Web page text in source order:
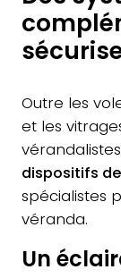
Outre les
et les
dispositifs
spécialistes
véranda.
Un